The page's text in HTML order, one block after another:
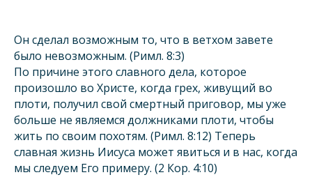
Он сделал возможным то, что в ветхом завете
было невозможным. (Римл. 8:3)
По причине этого славного дела, которое
произошло во Христе, когда грех, живущий во
плоти, получил свой смертный приговор, мы уже
больше не являемся должниками плоти, чтобы
жить по своим похотям. (Римл. 8:12) Теперь
славная жизнь Иисуса может явиться и в нас, когда
мы следуем Его примеру. (2 Кор. 4:10)